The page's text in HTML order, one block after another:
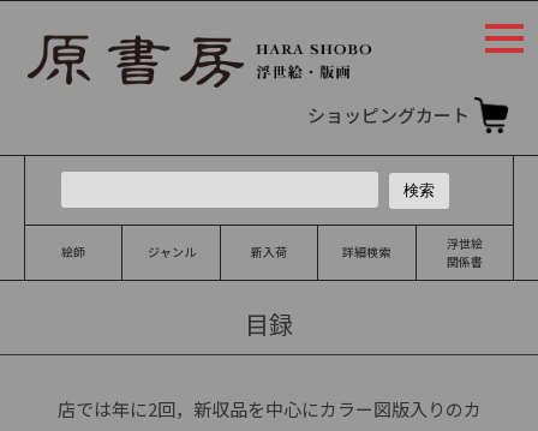
ショッピングカート
絵師 ジャンル 新入荷 詳細検索
浮世絵
関係書
目録
店では年に2回，新収品を中心にカラー図版入りのカ